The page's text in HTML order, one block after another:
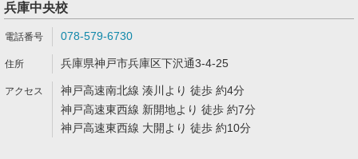
兵庫中央校
078-579-6730
兵庫県神戸市兵庫区下沢通3-4-25
神戸高速南北線 湊川より 徒歩 約4分
神戸高速東西線 新開地より 徒歩 約7分
神戸高速東西線 大開より 徒歩 約10分